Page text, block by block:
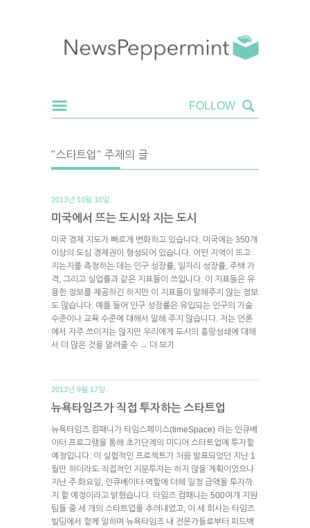
"스타트업" 주제의 글
2013년 10월 10일.
미국에서 뜨는 도시와 지는 도시
미국 경제 지도가 빠르게 변화하고 있습니다. 미국에는 350개
이상의 도심 경제권이 형성되어 있습니다. 어떤 지역이 뜨고
지는지를 측정하는 데는 인구 성장률, 일자리 성장률, 주택 가
격, 그리고 실업률과 같은 지표들이 쓰입니다. 이 지표들은 유
용한 정보를 제공하긴 하지만 이 지표들이 말해주지 않는 정보
도 많습니다. 예를 들어 인구 성장률은 유입되는 인구의 기술
수준이나 교육 수준에 대해서 말해 주지 않습니다. 저는 언론
에서 자주 쓰이지는 않지만 우리에게 도시의 흥망성쇄에 대해
서 더 많은 것을 알려줄 수 → 더 보기
2013년 9월 17일.
뉴욕타임즈가 직접 투자하는 스타트업
뉴욕타임즈 컴패니가 타임스페이스(timeSpace) 라는 인큐베
이터 프로그램을 통해 초기단계의 미디어 스타트업에 투자할
예정입니다. 이 실험적인 프로젝트가 처음 발표되었던 지난 1
월만 하더라도 직접적인 지분투자는 하지 않을 계획이었으나
지난 주 화요일, 인큐베이터 역할에 더해 일정 금액을 투자까
지 할 예정이라고 밝혔습니다. 타임즈 컴패니는 500여개 지원
팀들 중 세 개의 스타트업을 추려내었고, 이 세 회사는 타임즈
빌딩에서 함께 일하며 뉴욕타임즈 내 전문가들로부터 피드백